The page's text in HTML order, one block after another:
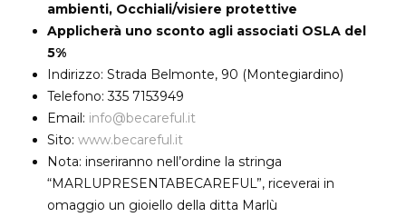
ambienti, Occhiali/visiere protettive
Applicherà uno sconto agli associati OSLA del
5%
Indirizzo: Strada Belmonte, 90 (Montegiardino)
Telefono: 335 7153949
Email: info@becareful.it
Sito: www.becareful.it
Nota: inseriranno nell’ordine la stringa
“MARLUPRESENTABECAREFUL”, riceverai in
omaggio un gioiello della ditta Marlù